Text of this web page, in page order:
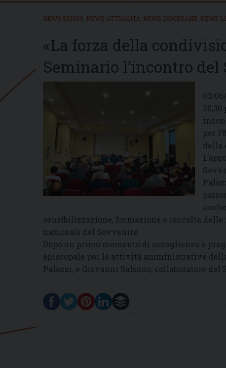
NEWS 8X1000 NEWS ATTUALITÀ NEWS DIOCESANE NEWS
«La forza della
Seminario l’incontro del
03/
per
della
sensibilizzazione, formazione e raccolta
nazionali del Sovvenire.
Dopo un primo momento di accoglienza e
episcopale per le attività amministrative
Palozzi, e Giovanni Salsano, collaboratore